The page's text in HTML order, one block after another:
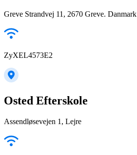
Greve Strandvej 11, 2670 Greve. Danmark
ZyXEL4573E2
Osted Efterskole
Assendløsevejen 1, Lejre